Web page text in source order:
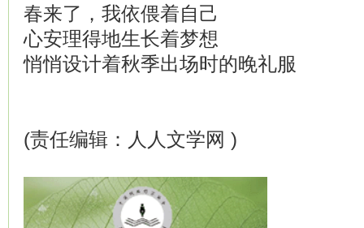
春来了，我依偎着自己
心安理得地生长着梦想
悄悄设计着秋季出场时的晚礼服
(责任编辑：人人文学网 )